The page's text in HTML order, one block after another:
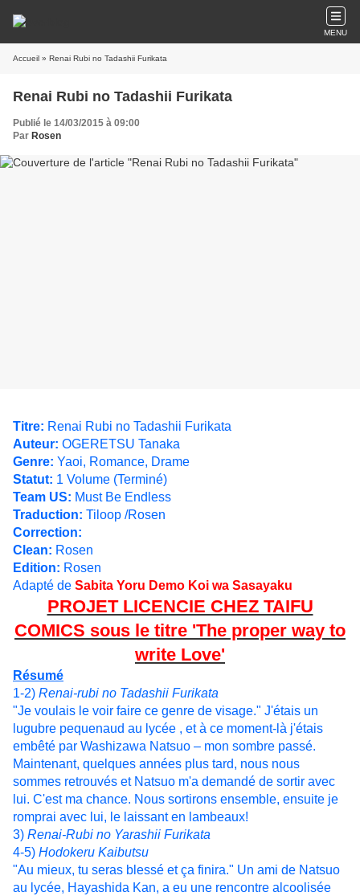
MENU
Accueil » Renai Rubi no Tadashii Furikata
Renai Rubi no Tadashii Furikata
Publié le 14/03/2015 à 09:00
Par Rosen
Titre: Renai Rubi no Tadashii Furikata
Auteur: OGERETSU Tanaka
Genre: Yaoi, Romance, Drame
Statut: 1 Volume (Terminé)
Team US: Must Be Endless
Traduction: Tiloop /Rosen
Correction:
Clean: Rosen
Edition: Rosen
Adapté de Sabita Yoru Demo Koi wa Sasayaku
PROJET LICENCIE CHEZ TAIFU
COMICS sous le titre 'The proper way to
write Love'
Résumé
1-2) Renai-rubi no Tadashii Furikata
"Je voulais le voir faire ce genre de visage." J'étais un
lugubre pequenaud au lycée , et à ce moment-là j'étais
embêté par Washizawa Natsuo – mon sombre passé.
Maintenant, quelques années plus tard, nous nous
sommes retrouvés et Natsuo m'a demandé de sortir avec
lui. C'est ma chance. Nous sortirons ensemble, ensuite je
romprai avec lui, le laissant en lambeaux!
3) Renai-Rubi no Yarashii Furikata
4-5) Hodokeru Kaibutsu
"Au mieux, tu seras blessé et ça finira." Un ami de Natsuo
au lycée, Hayashida Kan, a eu une rencontre alcoolisée